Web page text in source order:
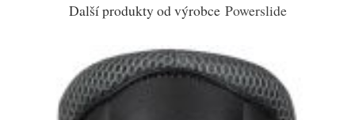
Další produkty od výrobce Powerslide